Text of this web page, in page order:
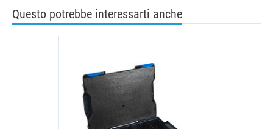
Questo potrebbe interessarti anche